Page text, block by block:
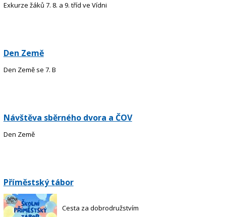
Exkurze žáků 7. 8. a 9. tříd ve Vídni
Den Země
Den Země se 7. B
Návštěva sběrného dvora a ČOV
Den Země
Příměstský tábor
Cesta za dobrodružstvím